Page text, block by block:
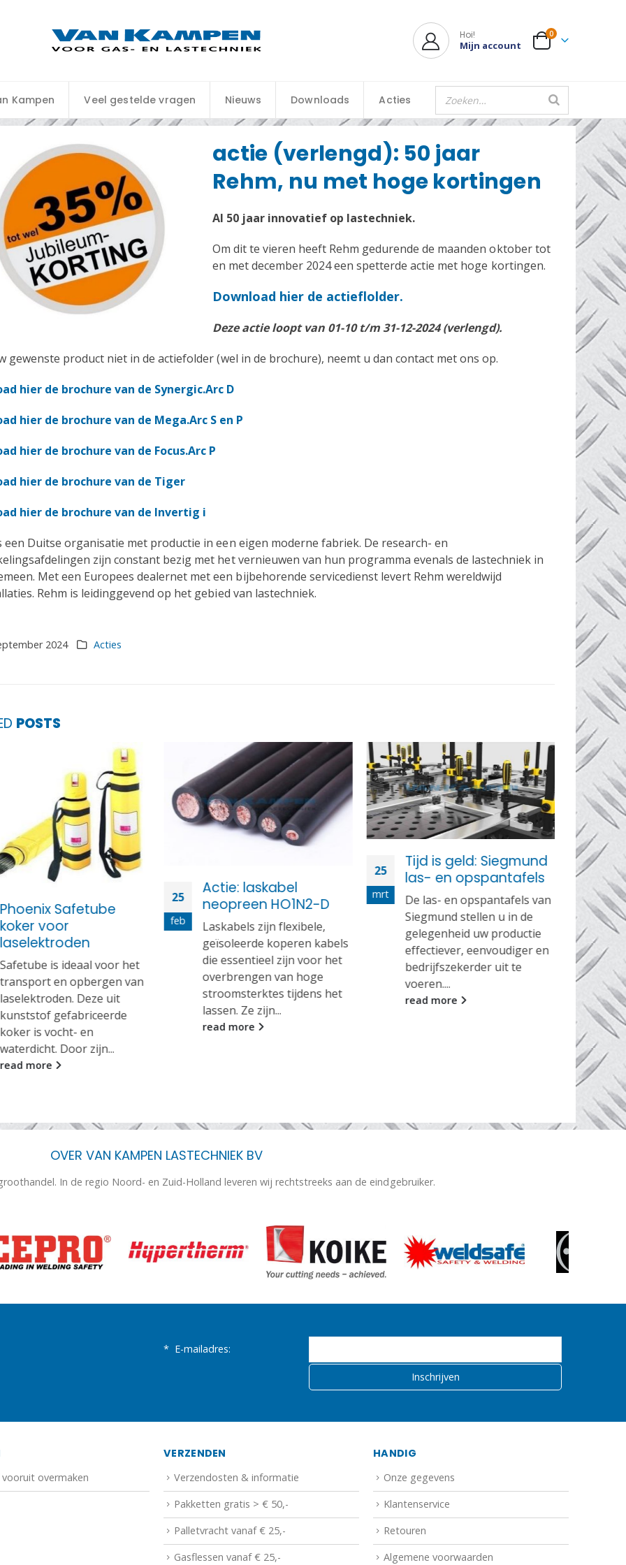
Hoi!
Mijn account
0
Kampen Veel gestelde vragen Nieuws Downloads Acties
actie (verlengd): 50 jaar
Rehm, nu met hoge kortingen
Al 50 jaar innovatief op lastechniek.
Om dit te vieren heeft Rehm gedurende de maanden oktober tot
en met december 2024 een spetterde actie met hoge kortingen.
Download hier de actieflolder.
Deze actie loopt van 01-10 t/m 31-12-2024 (verlengd).
gewenste product niet in de actiefolder (wel in de brochure), neemt u dan contact met ons op.
hier de brochure van de Synergic.Arc D
hier de brochure van de Mega.Arc S en P
hier de brochure van de Focus.Arc P
hier de brochure van de Tiger
hier de brochure van de Invertig i
een Duitse organisatie met productie in een eigen moderne fabriek. De research- en
zijn constant bezig met het vernieuwen van hun programma evenals de lastechniek in
Met een Europees dealernet met een bijbehorende servicedienst levert Rehm wereldwijd
Rehm is leidinggevend op het gebied van lastechniek.
2024 Acties
POSTS
Phoenix Safetube
koker voor
laselektroden
Safetube is ideaal voor het
transport en opbergen van
laselektroden. Deze uit
kunststof gefabriceerde
koker is vocht- en
waterdicht. Door zijn...
read more
25
feb
Actie: laskabel
neopreen HO1N2-D
Laskabels zijn flexibele,
geïsoleerde koperen kabels
die essentieel zijn voor het
overbrengen van hoge
stroomsterktes tijdens het
lassen. Ze zijn...
read more
25
mrt
Tijd is geld: Siegmund
las- en opspantafels
De las- en opspantafels van
Siegmund stellen u in de
gelegenheid uw productie
effectiever, eenvoudiger en
bedrijfszekerder uit te
voeren....
read more
01
apr
OVER VAN KAMPEN LASTECHNIEK BV
In de regio Noord- en Zuid-Holland leveren wij rechtstreeks aan de eindgebruiker.
* E-mailadres:
overmaken
VERZENDEN
Verzendosten & informatie
Pakketten gratis > € 50,-
Palletvracht vanaf € 25,-
Gasflessen vanaf € 25,-
HANDIG
Onze gegevens
Klantenservice
Retouren
Algemene voorwaarden